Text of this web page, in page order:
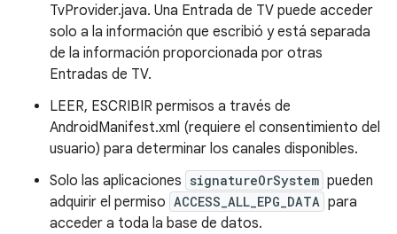
TvProvider.java. Una Entrada de TV puede acceder
solo a la información que escribió y está separada
de la información proporcionada por otras
Entradas de TV.
LEER, ESCRIBIR permisos a través de
AndroidManifest.xml (requiere el consentimiento del
usuario) para determinar los canales disponibles.
Solo las aplicaciones signatureOrSystem pueden
adquirir el permiso ACCESS_ALL_EPG_DATA para
acceder a toda la base de datos.